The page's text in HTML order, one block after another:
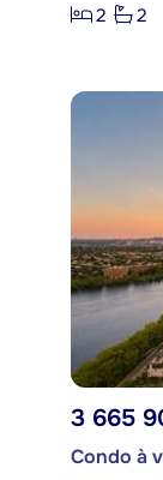
2
2
3 665
Condo à